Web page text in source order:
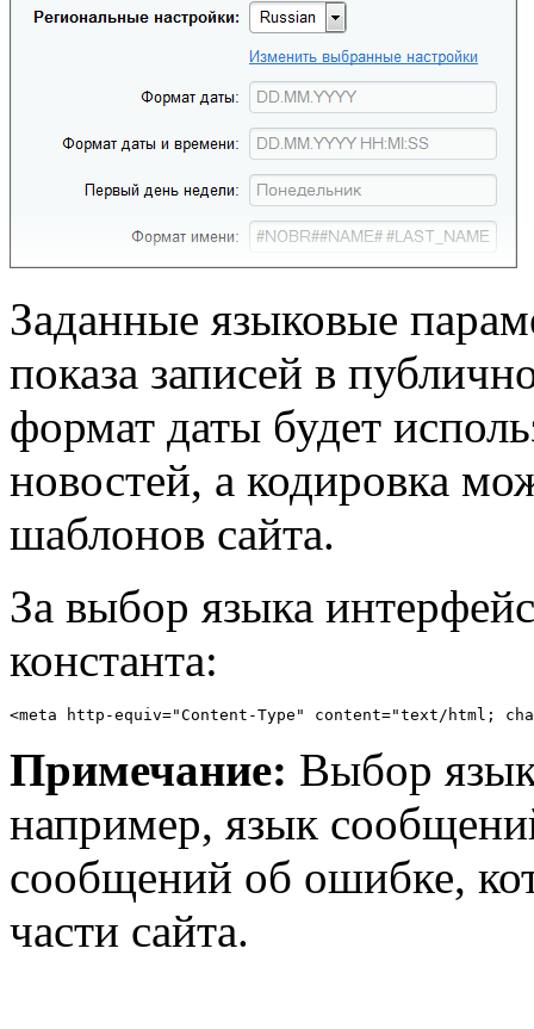
Заданные языковые
показа записей в
формат даты будет
новостей, а кодировка
шаблонов сайта.
За выбор языка
константа:
<meta http-equiv="Content-Type" content="text/html;
Примечание: Выбор
например, язык
сообщений об ошибке,
части сайта.